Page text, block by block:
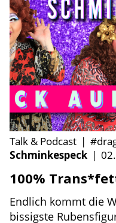
Talk & Podcast |
Schminkespeck |
100%
Endlich kommt die
bissigste